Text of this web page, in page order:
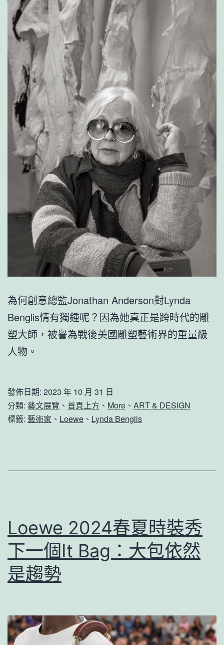
為何創意總監Jonathan Anderson對Lynda
Benglis情有獨鍾呢？因為她真正是跨時代的雕
塑大師，被譽為戰後美國雕塑藝術界的重量級
人物。
發佈日期: 2023 年 10 月 31 日
分類: 藝文展覽 、 首頁上方 、 More 、 ART & DESIGN
標籤: 藝術家 、 Loewe 、 Lynda Benglis
Loewe 2024春夏時裝秀
下一個It Bag：大包依然
是趨勢